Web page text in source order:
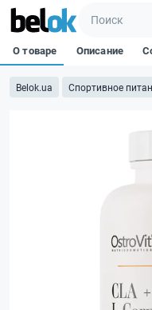
Belok.ua Спортивное
О товаре Описание